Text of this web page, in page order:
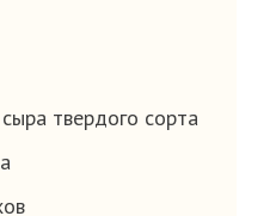
твердого сорта